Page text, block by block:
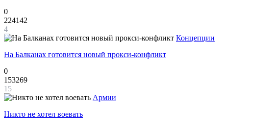
0
224142
4
Концепции
На Балканах готовится новый прокси-конфликт
0
153269
15
Армии
Никто не хотел воевать